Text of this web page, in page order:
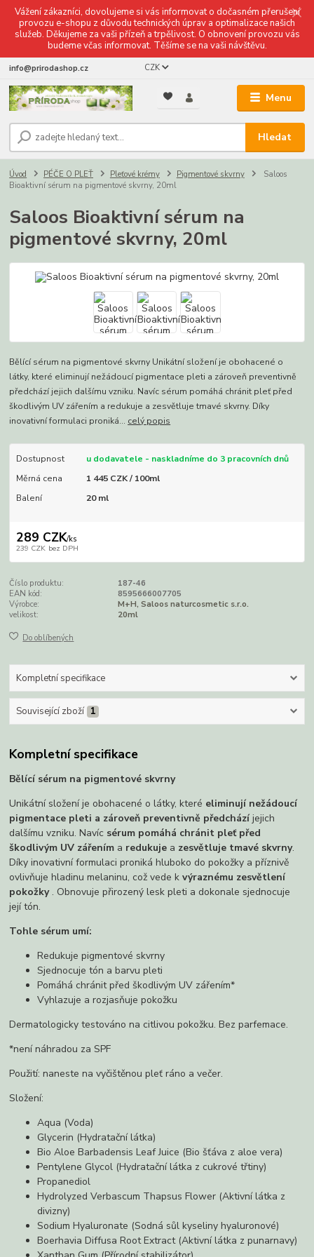
Vážení zákazníci, dovolujeme si vás informovat o dočasném přerušení
provozu e-shopu z důvodu technických úprav a optimalizace našich
služeb. Děkujeme za vaši přízeň a trpělivost. O obnovení provozu vás
budeme včas informovat. Těšíme se na vaši návštěvu.
Menu
CZK
Hledat
info@prirodashop.cz
Úvod PÉČE O PLEŤ Pleťové krémy Pigmentové skvrny
Saloos
Bioaktivní sérum na pigmentové skvrny, 20ml
Saloos Bioaktivní sérum na
pigmentové skvrny, 20ml
Bělící sérum na pigmentové skvrny Unikátní složení je obohacené o
látky, které eliminují nežádoucí pigmentace pleti a zároveň preventivně
předchází jejich dalšímu vzniku. Navíc sérum pomáhá chránit pleť před
škodlivým UV zářením a redukuje a zesvětluje tmavé skvrny. Díky
inovativní formulaci proniká... celý popis
Dostupnost
u dodavatele - naskladníme do 3 pracovních dnů
Měrná cena
1 445 CZK / 100ml
Balení
20 ml
289 CZK/ks
239 CZK bez DPH
Číslo produktu:
187-46
EAN kód:
8595666007705
Výrobce:
M+H, Saloos naturcosmetic s.r.o.
velikost:
20ml
Do oblíbených
Kompletní specifikace
Související zboží 1
Kompletní specifikace
Bělící sérum na pigmentové skvrny
Unikátní složení je obohacené o látky, které eliminují nežádoucí
pigmentace pleti a zároveň preventivně předcházíjejich
dalšímu vzniku. Navíc sérum pomáhá chránit pleť před
škodlivým UV zářením a redukuje a zesvětluje tmavé skvrny.
Díky inovativní formulaci proniká hluboko do pokožky a příznivě
ovlivňuje hladinu melaninu, což vede kvýraznému zesvětlení
pokožky. Obnovuje přirozený lesk pleti a dokonale sjednocuje
její tón.
Tohle sérum umí:
Redukuje pigmentové skvrny
Sjednocuje tón a barvu pleti
Pomáhá chránit před škodlivým UV zářením*
Vyhlazuje a rozjasňuje pokožku
Dermatologicky testováno na citlivou pokožku. Bez parfemace.
*není náhradou za SPF
Použití: naneste na vyčištěnou pleť ráno a večer.
Složení:
Aqua (Voda)
Glycerin (Hydratační látka)
Bio Aloe Barbadensis Leaf Juice (Bio šťáva z aloe vera)
Pentylene Glycol (Hydratační látka z cukrové třtiny)
Propanediol
Hydrolyzed Verbascum Thapsus Flower (Aktivní látka z
divizny)
Sodium Hyaluronate (Sodná sůl kyseliny hyaluronové)
Boerhavia Diffusa Root Extract (Aktivní látka z punarnavy)